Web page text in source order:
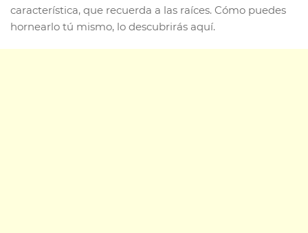
característica, que recuerda a las raíces. Cómo puedes
hornearlo tú mismo, lo descubrirás aquí.